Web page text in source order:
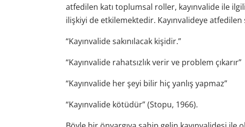
atfedilen katı toplumsal roller, kayınvalide ile
ilişkiyi de etkilemektedir. Kayınvalideye
“Kayınvalide sakınılacak kişidir.”
“Kayınvalide rahatsızlık verir ve problem çıkarır”
“Kayınvalide her şeyi bilir hiç yanlış yapmaz”
“Kayınvalide kötüdür” (Stopu, 1966).